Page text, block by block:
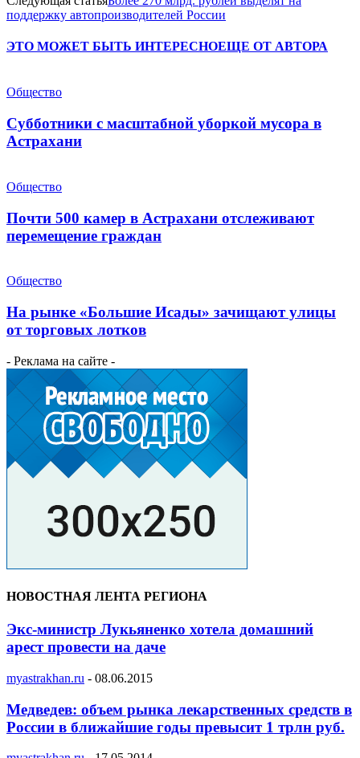
поддержку автопроизводителей России
ЭТО МОЖЕТ БЫТЬ ИНТЕРЕСНОЕЩЕ ОТ АВТОРА
Общество
Субботники с масштабной уборкой мусора в
Астрахани
Общество
Почти 500 камер в Астрахани отслеживают
перемещение граждан
Общество
На рынке «Большие Исады» зачищают улицы
от торговых лотков
- Реклама на сайте -
НОВОСТНАЯ ЛЕНТА РЕГИОНА
Экс-министр Лукьяненко хотела домашний
арест провести на даче
myastrakhan.ru - 08.06.2015
Медведев: объем рынка лекарственных средств в
России в ближайшие годы превысит 1 трлн руб.